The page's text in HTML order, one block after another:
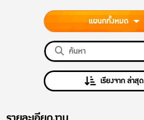
แผนกทั้งหมด
เรียงจาก ล่าสุด